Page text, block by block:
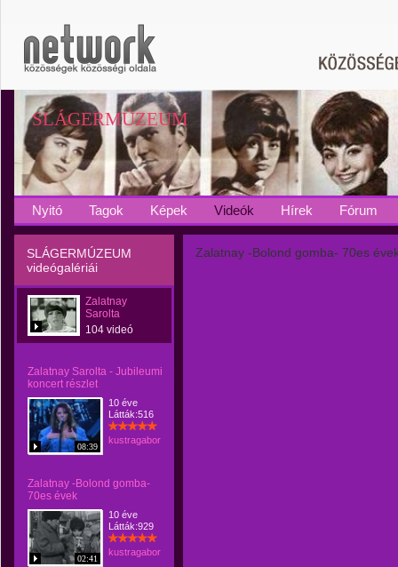
SLÁGERMÚZEUM
Nyitó Tagok Képek Videók Hírek Fórum
SLÁGERMÚZEUM
videógalériái
Zalatnay
Sarolta
104 videó
Zalatnay Sarolta - Jubileumi
koncert részlet
08:39
10 éve
Látták:516
kustragabor
Zalatnay -Bolond gomba-
70es évek
02:41
10 éve
Látták:929
kustragabor
Zalatnay -Bolond gomba- 70es